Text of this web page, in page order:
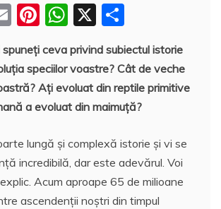
E
ai
l
Pi
er
e
st
W
h
at
s
A
p
X
a
rt
aj
e
z
ă
ceva privind subiectul istorie
speciilor voastre? Cât de veche
Ați evoluat din reptile primitive
a evoluat din maimuță?
lungă și complexă istorie și vi se
incredibilă, dar este adevărul. Voi
Acum aproape 65 de milioane
ascendenții noștri din timpul